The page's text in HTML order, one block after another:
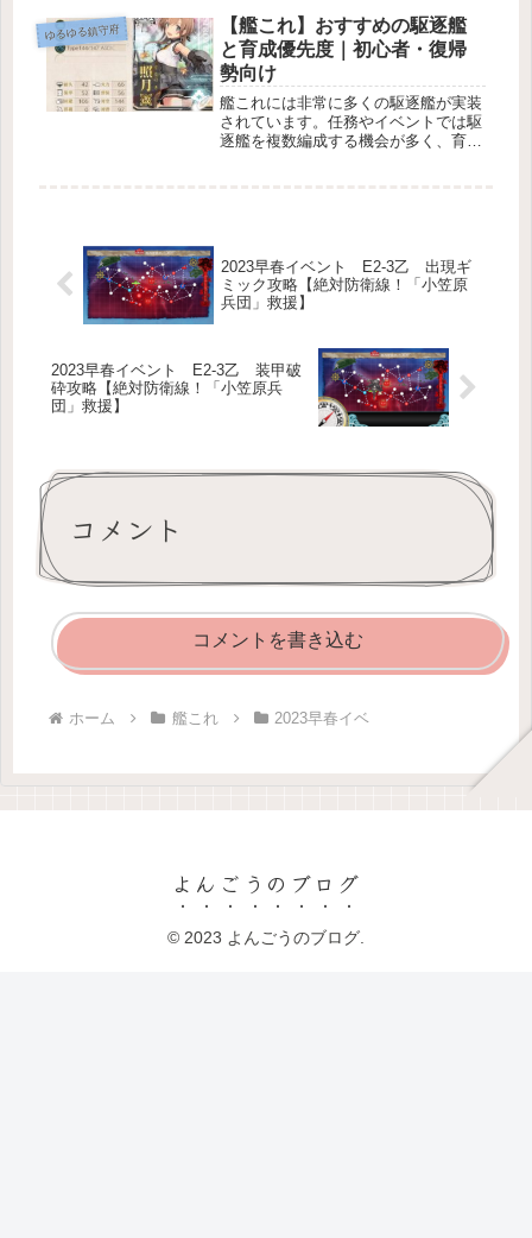
で S勝利×１(全難易度)H３マスに
到達×１(全難易度)Jマス...
ゆるゆる鎮守府
【艦これ】おすすめの駆逐艦
と育成優先度｜初心者・復帰
勢向け
艦これには非常に多くの駆逐艦が実装
されています。任務やイベントでは駆
逐艦を複数編成する機会が多く、育成
2023早春イベント E2-3乙 出現ギ
ミック攻略【絶対防衛線！「小笠原
兵団」救援】
2023早春イベント E2-3乙 装甲破
砕攻略【絶対防衛線！「小笠原兵
団」救援】
コメント
コメントを書き込む
ホーム 艦これ 2023早春イベ
よんごうのブログ
© 2023 よんごうのブログ.